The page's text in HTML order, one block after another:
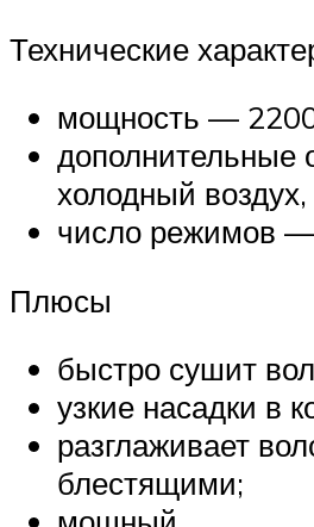
Технические
мощность —
холодный
число режимов
Плюсы
быстро сушит
узкие насадки в
разглаживает
блестящими;